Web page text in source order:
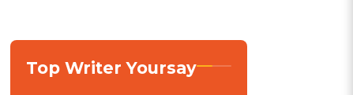
Top Writer Yoursay